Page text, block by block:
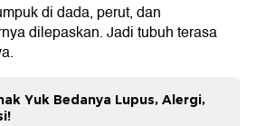
di dada, perut, dan
dilepaskan. Jadi tubuh terasa
Yuk Bedanya Lupus, Alergi,